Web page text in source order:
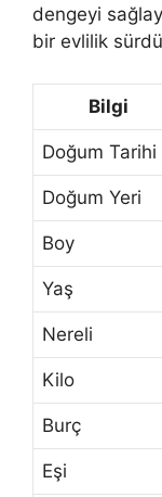
dengeyi
bir evlilik
Bilgi
Doğum Tarihi
Doğum Yeri
Boy
Yaş
Nereli
Kilo
Burç
Eşi